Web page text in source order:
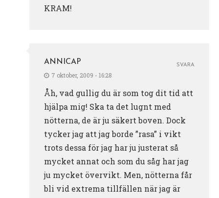
KRAM!
ANNICAP
7 oktober, 2009 - 16:28
Åh, vad gullig du är som tog dit tid att
hjälpa mig! Ska ta det lugnt med
nötterna, de är ju säkert boven. Dock
tycker jag att jag borde ”rasa” i vikt
trots dessa för jag har ju justerat så
mycket annat och som du såg har jag
ju mycket övervikt. Men, nötterna får
bli vid extrema tillfällen när jag är
SVARA